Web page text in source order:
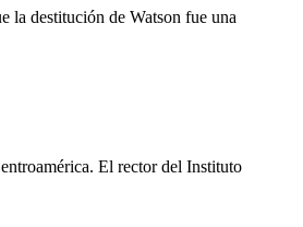
la destitución de Watson fue una
El rector del Instituto